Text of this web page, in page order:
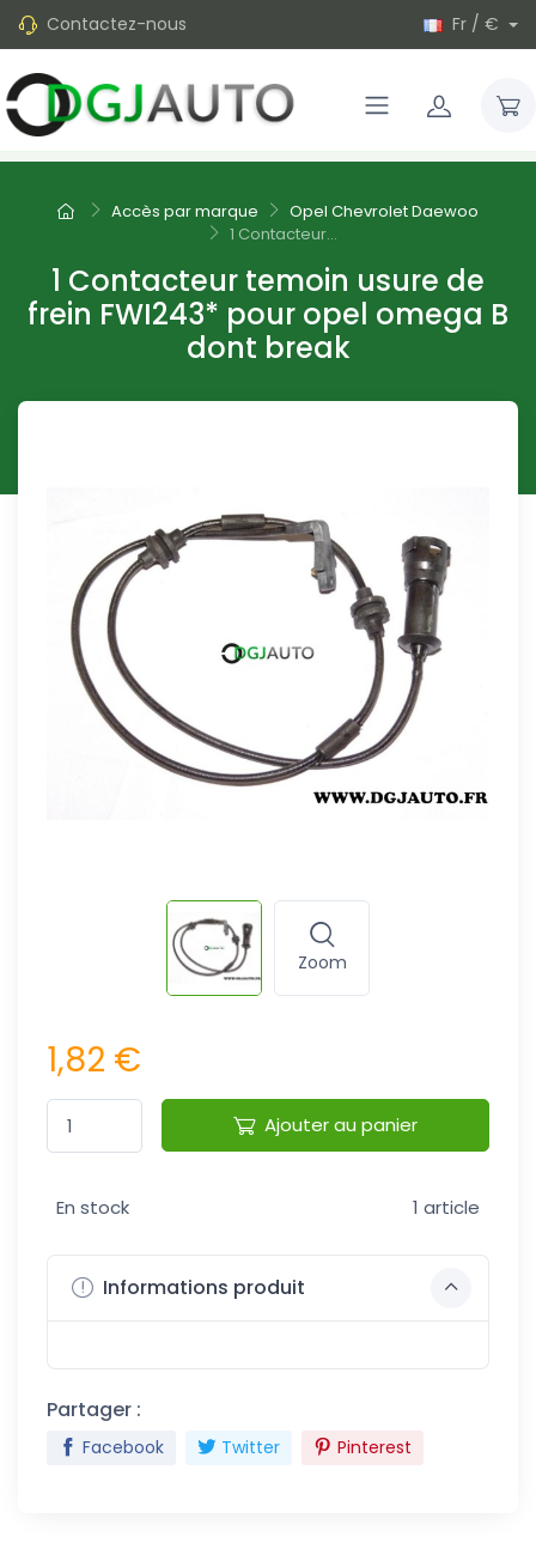
Contactez-nous Fr / €
Accès par marque
Opel Chevrolet Daewoo
1 Contacteur...
1 Contacteur temoin usure de
frein FWI243* pour opel omega B
dont break
Zoom
1,82 €
Ajouter au panier
En stock 1 article
Informations produit
Partager :
Facebook Twitter Pinterest